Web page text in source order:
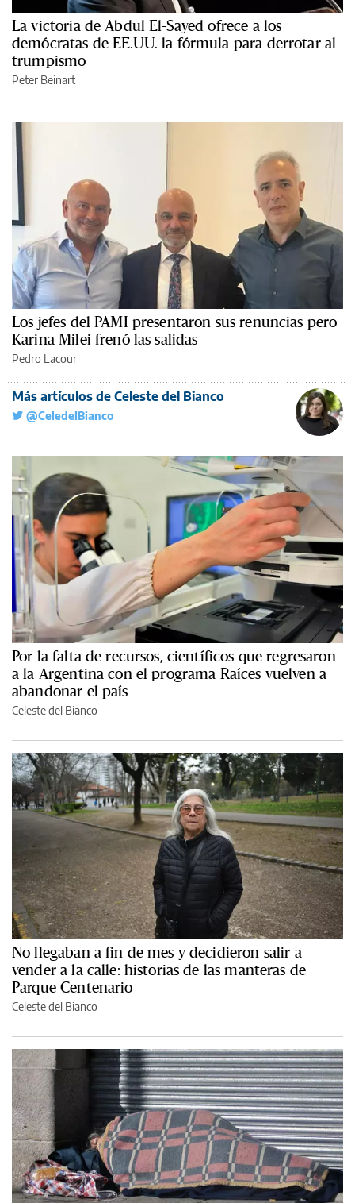
La victoria de Abdul El-Sayed ofrece a los
demócratas de EE.UU. la fórmula para derrotar al
trumpismo
Peter Beinart
Los jefes del PAMI presentaron sus renuncias pero
Karina Milei frenó las salidas
Pedro Lacour
Más artículos de Celeste del Bianco
@CeledelBianco
Por la falta de recursos, científicos que regresaron
a la Argentina con el programa Raíces vuelven a
abandonar el país
Celeste del Bianco
No llegaban a fin de mes y decidieron salir a
vender a la calle: historias de las manteras de
Parque Centenario
Celeste del Bianco